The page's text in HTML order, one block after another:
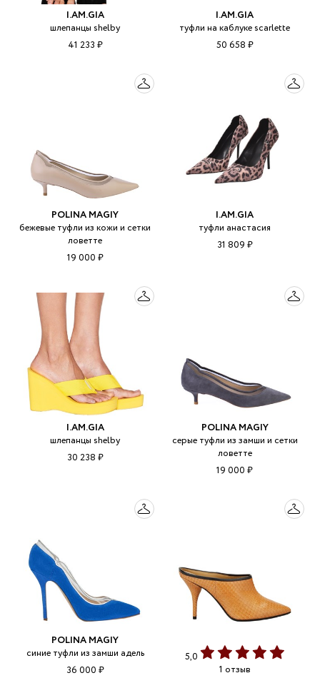
I.AM.GIA
шлепанцы shelby
41 233 ₽
I.AM.GIA
туфли на каблуке scarlette
50 658 ₽
POLINA MAGIY
бежевые туфли из кожи и сетки
ловетте
19 000 ₽
I.AM.GIA
туфли анастасия
31 809 ₽
I.AM.GIA
шлепанцы shelby
30 238 ₽
POLINA MAGIY
серые туфли из замши и сетки
ловетте
19 000 ₽
POLINA MAGIY
синие туфли из замши адель
36 000 ₽
5,0
1 отзыв